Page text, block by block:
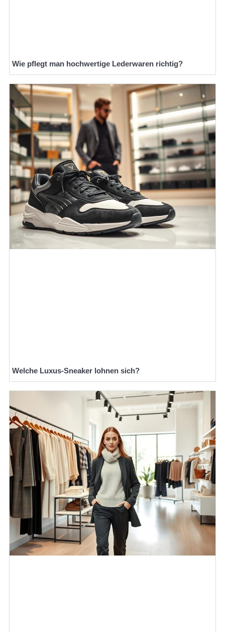
Wie pflegt man hochwertige Lederwaren richtig?
Welche Luxus-Sneaker lohnen sich?